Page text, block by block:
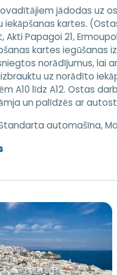
jādodas uz
iekāpšanas kartes.
Akti Papagoi 21,
kartes iegūšanas
norādījumus, lai
uz norādīto
A10 līdz A12. Ostas
un palīdzēs ar
automašīna,